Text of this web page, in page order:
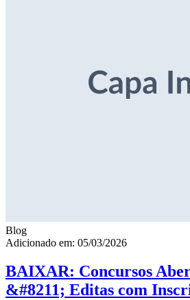
Blog
Adicionado em: 05/03/2026
BAIXAR: Concursos
&#8211; Editas com